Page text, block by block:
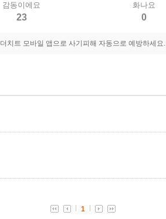
감동이에요
23
화나요
0
더치트 모바일 앱으로 사기피해 자동으로 예방하세요.